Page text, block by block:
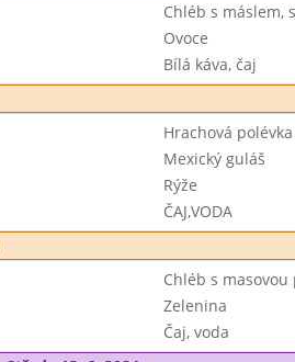
Chléb s máslem,
Ovoce
Bílá káva, čaj
Hrachová
Mexický guláš
Rýže
ČAJ,VODA
Chléb s
Zelenina
Čaj, voda